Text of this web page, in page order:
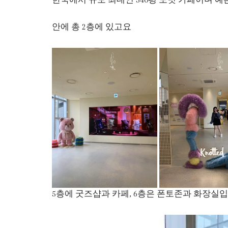
안에 총 2층에 있고요
5층에 굿즈샵과 카페, 6층은 폰토존과 화장실